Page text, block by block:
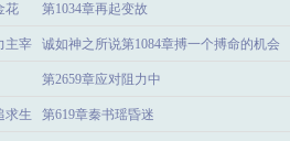
花 第1034章再起变故
主宰 诚如神之所说第1084章搏一个搏命的机会
第2659章应对阻力中
求生 第619章秦书瑶昏迷